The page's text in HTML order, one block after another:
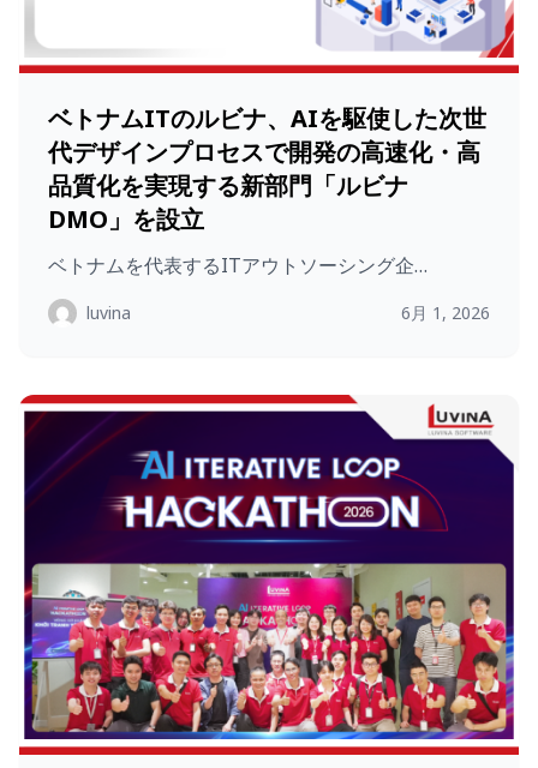
ベトナムITのルビナ、AIを駆使した次世
代デザインプロセスで開発の高速化・高
品質化を実現する新部門「ルビナ
DMO」を設立
ベトナムを代表するITアウトソーシング企…
luvina 6月 1, 2026